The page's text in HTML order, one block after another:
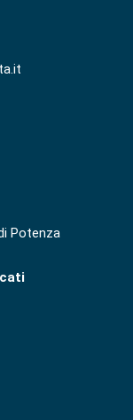
Potenza